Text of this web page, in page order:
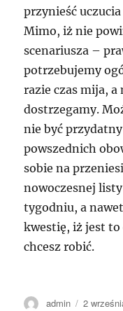
przynieść
Mimo, iż nie
scenariusza –
potrzebujemy
razie czas mija,
dostrzegamy.
nie być
powszednich
sobie na
nowoczesnej
tygodniu, a
kwestię, iż jest to
chcesz robić.
Autor
admin
Data
2